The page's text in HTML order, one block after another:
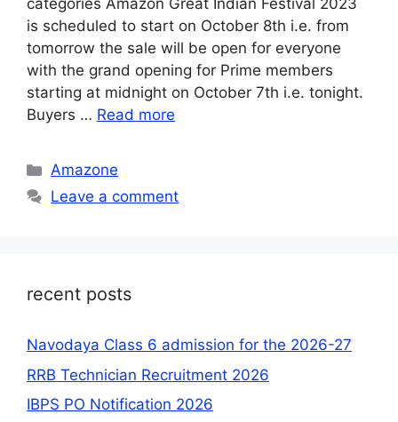
categories Amazon Great Indian Festival 2023
is scheduled to start on October 8th i.e. from
tomorrow the sale will be open for everyone
with the grand opening for Prime members
starting at midnight on October 7th i.e. tonight.
Buyers … Read more
Categories
Amazone
Leave a comment
recent posts
Navodaya Class 6 admission for the 2026-27
RRB Technician Recruitment 2026
IBPS PO Notification 2026